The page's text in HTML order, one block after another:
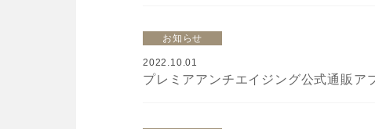
お知らせ
2022.10.01
プレミアアンチエイジング公式通販